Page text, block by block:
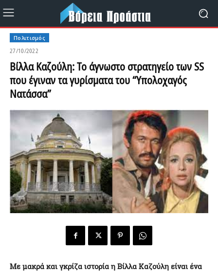
Πολιτισμός
27/10/2022
Βίλλα Καζούλη: Το άγνωστο στρατηγείο των SS
που έγιναν τα γυρίσματα του “Υπολοχαγός
Νατάσσα”
Με μακρά και γκρίζα ιστορία η Βίλλα Καζούλη είναι ένα